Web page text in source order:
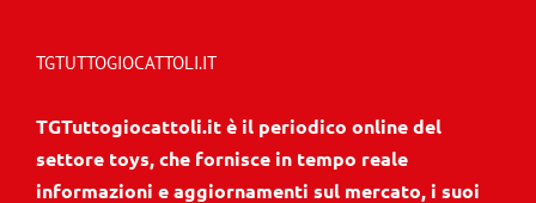
TGTUTTOGIOCATTOLI.IT
TGTuttogiocattoli.it è il periodico online del
settore toys, che fornisce in tempo reale
informazioni e aggiornamenti sul mercato, i suoi